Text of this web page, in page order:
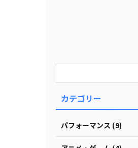
カテゴリー
パフォーマンス (9)